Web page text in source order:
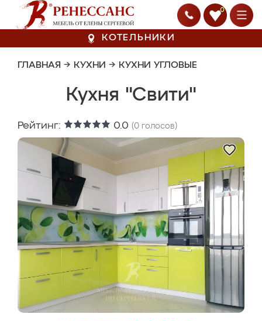
0
КОТЕЛЬНИКИ
ГЛАВНАЯ → КУХНИ → КУХНИ УГЛОВЫЕ
Кухня "Свити"
Рейтинг: 0.0 (0 голосов)